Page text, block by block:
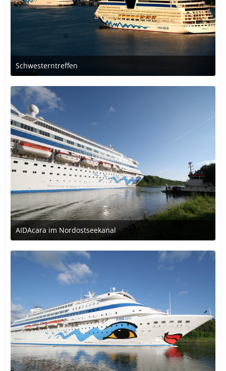
Schwesterntreffen
30. Oktober 2018 um 00:50
AIDAcara im Nordostseekanal
29. Oktober 2018 um 23:22